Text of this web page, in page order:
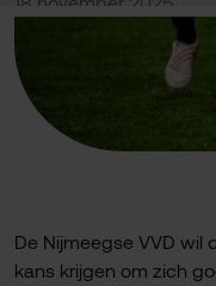
De Nijmeegse VVD wil
kans krijgen om zich